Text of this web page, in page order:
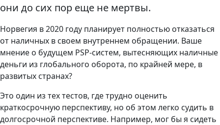
они до сих пор еще не мертвы.
Норвегия в 2020 году планирует полностью отказаться
от наличных в своем внутреннем обращении. Ваше
мнение о будущем PSP-систем, вытесняющих наличные
деньги из глобального оборота, по крайней мере, в
развитых странах?
Это один из тех тестов, где трудно оценить
краткосрочную перспективу, но об этом легко судить в
долгосрочной перспективе. Например, мог бы я сидеть